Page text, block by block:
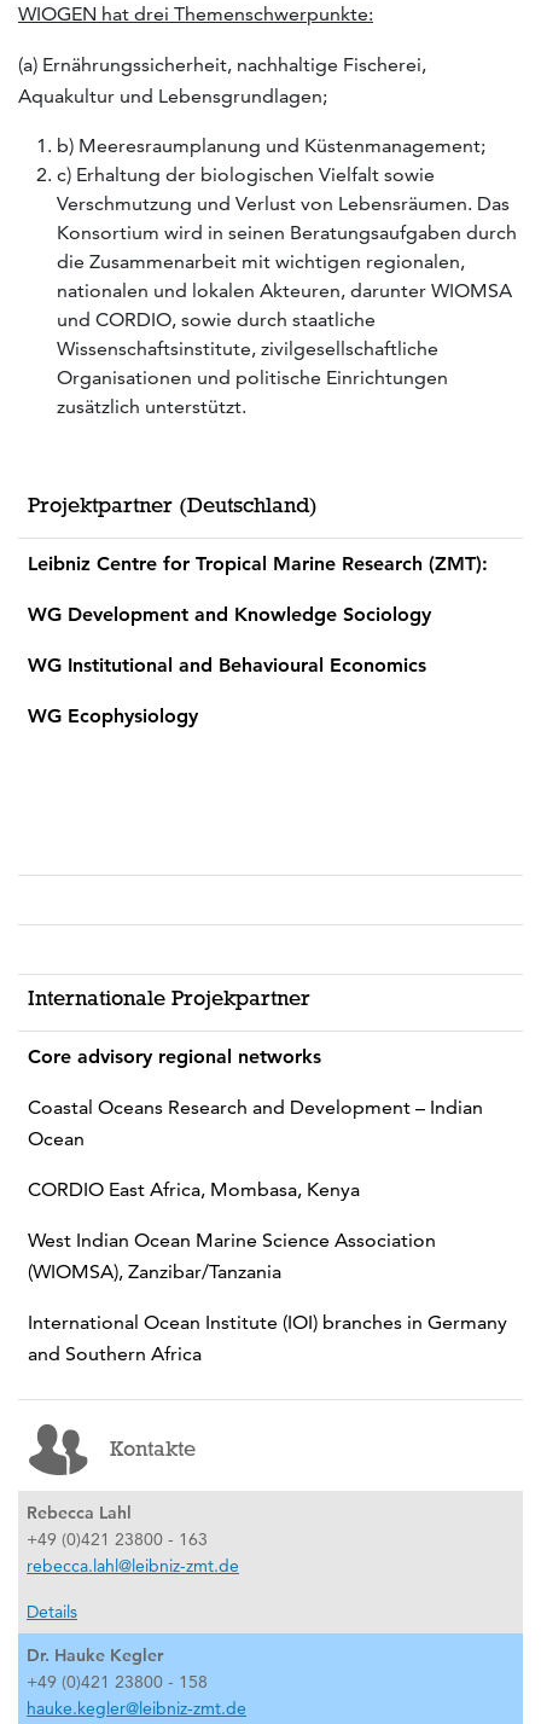
WIOGEN hat drei Themenschwerpunkte:
(a) Ernährungssicherheit, nachhaltige Fischerei,
Aquakultur und Lebensgrundlagen;
b) Meeresraumplanung und Küstenmanagement;
c) Erhaltung der biologischen Vielfalt sowie
Verschmutzung und Verlust von Lebensräumen. Das
Konsortium wird in seinen Beratungsaufgaben durch
die Zusammenarbeit mit wichtigen regionalen,
nationalen und lokalen Akteuren, darunter WIOMSA
und CORDIO, sowie durch staatliche
Wissenschaftsinstitute, zivilgesellschaftliche
Organisationen und politische Einrichtungen
zusätzlich unterstützt.
Projektpartner (Deutschland)
Leibniz Centre for Tropical Marine Research (ZMT):
WG Development and Knowledge Sociology
WG Institutional and Behavioural Economics
WG Ecophysiology
Internationale Projekpartner
Core advisory regional networks
Coastal Oceans Research and Development – Indian
Ocean
CORDIO East Africa, Mombasa, Kenya
West Indian Ocean Marine Science Association
(WIOMSA), Zanzibar/Tanzania
International Ocean Institute (IOI) branches in Germany
and Southern Africa
Kontakte
Rebecca Lahl
+49 (0)421 23800 - 163
rebecca.lahl@leibniz-zmt.de
Details
Dr. Hauke Kegler
+49 (0)421 23800 - 158
hauke.kegler@leibniz-zmt.de